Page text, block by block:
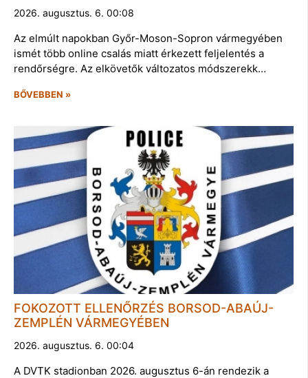
2026. augusztus. 6. 00:08
Az elmúlt napokban Győr-Moson-Sopron vármegyében
ismét több online csalás miatt érkezett feljelentés a
rendőrségre. Az elkövetők változatos módszerekk…
BŐVEBBEN »
FOKOZOTT ELLENŐRZÉS BORSOD-ABAÚJ-
ZEMPLÉN VÁRMEGYÉBEN
2026. augusztus. 6. 00:04
A DVTK stadionban 2026. augusztus 6-án rendezik a